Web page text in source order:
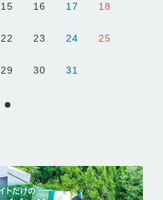
15 16 17 18
22 23 24 25
29 30 31